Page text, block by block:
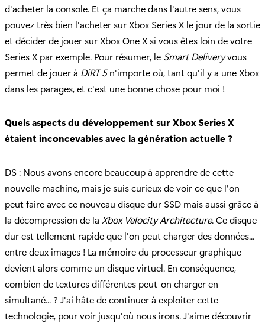
d'acheter la console. Et ça marche dans l'autre sens, vous
pouvez très bien l'acheter sur Xbox Series X le jour de la sortie
et décider de jouer sur Xbox One X si vous êtes loin de votre
Series X par exemple. Pour résumer, le Smart Deliveryvous
permet de jouer à DiRT 5n'importe où, tant qu'il y a une Xbox
dans les parages, et c'est une bonne chose pour moi !
Quels aspects du développement sur Xbox Series X
étaient inconcevables avec la génération actuelle ?
DS : Nous avons encore beaucoup à apprendre de cette
nouvelle machine, mais je suis curieux de voir ce que l'on
peut faire avec ce nouveau disque dur SSD mais aussi grâce à
la décompression de la Xbox Velocity Architecture. Ce disque
dur est tellement rapide que l'on peut charger des données...
entre deux images ! La mémoire du processeur graphique
devient alors comme un disque virtuel. En conséquence,
combien de textures différentes peut-on charger en
simultané... ? J'ai hâte de continuer à exploiter cette
technologie, pour voir jusqu'où nous irons. J'aime découvrir